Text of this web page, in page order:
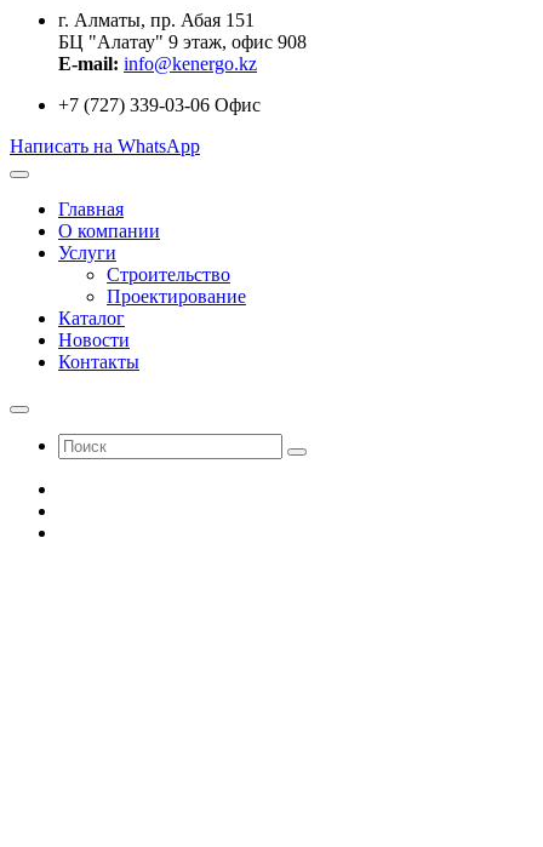
г. Алматы, пр. Абая 151
БЦ "Алатау" 9 этаж, офис 908
E-mail: info@kenergo.kz
+7 (727) 339-03-06 Офис
Написать на WhatsApp
Главная
О компании
Услуги
Строительство
Проектирование
Каталог
Новости
Контакты